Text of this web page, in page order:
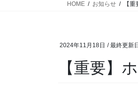
HOME お知らせ 【
2024年11月18日 / 最終更新
【重要】